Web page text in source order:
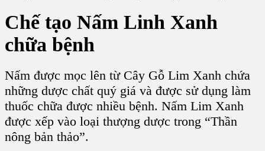
Chế tạo Nấm Linh Xanh
chữa bệnh
Nấm được mọc lên từ Cây Gỗ Lim Xanh chứa
những dược chất quý giá và được sử dụng làm
thuốc chữa được nhiều bệnh. Nấm Lim Xanh
được xếp vào loại thượng dược trong “Thần
nông bản thảo”.